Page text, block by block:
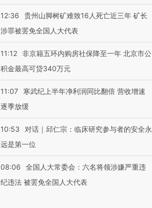
12:36
贵州山脚树矿难致16人死亡近三年 矿长
涉罪被罢免全国人大代表
11:12 非京籍五环内购房社保降至一年 北京市公
积金最高可贷340万元
11:07
寒武纪上半年净利润同比翻倍 营收增速
逐季放缓
10:53
对话｜邱仁宗：临床研究参与者的安全永
远是第一位
08:06
全国人大常委会：六名将领涉嫌严重违
纪违法 被罢免全国人大代表